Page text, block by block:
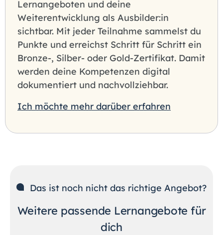
Lernangeboten und deine
Weiterentwicklung als Ausbilder:in
sichtbar. Mit jeder Teilnahme sammelst du
Punkte und erreichst Schritt für Schritt ein
Bronze-, Silber- oder Gold-Zertifikat. Damit
werden deine Kompetenzen digital
dokumentiert und nachvollziehbar.
Ich möchte mehr darüber erfahren
Das ist noch nicht das richtige Angebot?
Weitere passende Lernangebote für
dich